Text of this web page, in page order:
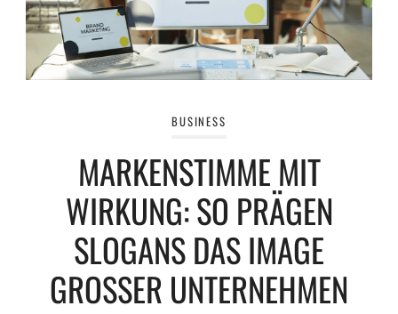
BUSINESS
MARKENSTIMME MIT
WIRKUNG: SO PRÄGEN
SLOGANS DAS IMAGE
GROSSER UNTERNEHMEN